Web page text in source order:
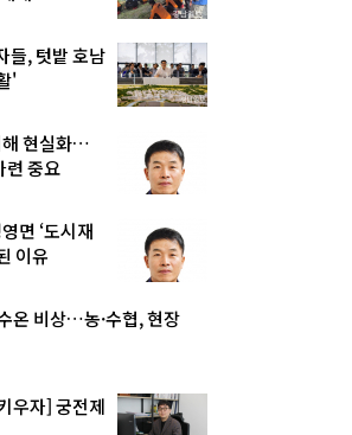
들, 텃밭 호남
'
현실화…
련 중요
면 ‘도시재
이유
온 비상…농·수협, 현장
우자] 궁전제